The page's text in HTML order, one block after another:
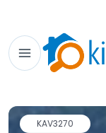
KAV3270